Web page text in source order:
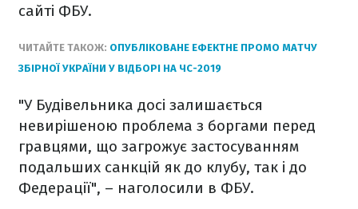
сайті ФБУ.
ЧИТАЙТЕ ТАКОЖ: ОПУБЛІКОВАНЕ ЕФЕКТНЕ ПРОМО МАТЧУ
ЗБІРНОЇ УКРАЇНИ У ВІДБОРІ НА ЧС-2019
"У Будівельника досі залишається
невирішеною проблема з боргами перед
гравцями, що загрожує застосуванням
подальших санкцій як до клубу, так і до
Федерації", – наголосили в ФБУ.